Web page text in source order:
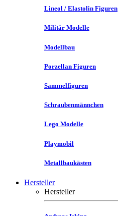
Lineol / Elastolin Figuren
Militär Modelle
Modellbau
Porzellan Figuren
Sammelfiguren
Schraubenmännchen
Lego Modelle
Playmobil
Metallbaukästen
Hersteller
Hersteller